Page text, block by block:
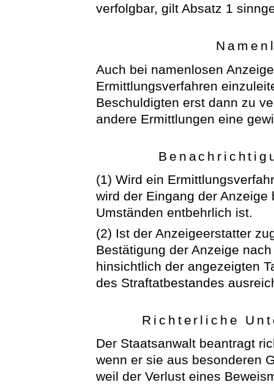
verfolgbar, gilt Absatz 1
Auch bei namenlosen
Ermittlungsverfahren
Beschuldigten erst dann zu
andere Ermittlungen eine
(1) Wird ein
wird der Eingang der
Umständen entbehrlich ist.
(2) Ist der Anzeigeerstatter
Bestätigung der Anzeige
hinsichtlich der angezeigten
des Straftatbestandes
Richterliche
Der Staatsanwalt beantragt
wenn er sie aus besonderen
weil der Verlust eines